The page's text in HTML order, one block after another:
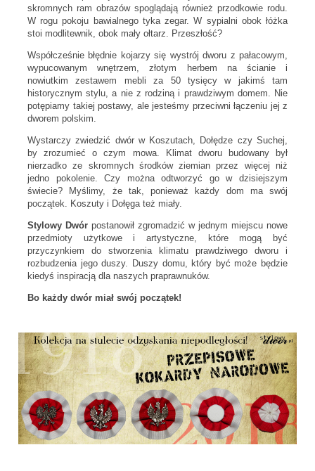
skromnych ram obrazów spoglądają również przodkowie rodu.
W rogu pokoju bawialnego tyka zegar. W sypialni obok łóżka
stoi modlitewnik, obok mały ołtarz. Przeszłość?
Współcześnie błędnie kojarzy się wystrój dworu z pałacowym,
wypucowanym wnętrzem, złotym herbem na ścianie i
nowiutkim zestawem mebli za 50 tysięcy w jakimś tam
historycznym stylu, a nie z rodziną i prawdziwym domem. Nie
potępiamy takiej postawy, ale jesteśmy przeciwni łączeniu jej z
dworem polskim.
Wystarczy zwiedzić dwór w Koszutach, Dołędze czy Suchej,
by zrozumieć o czym mowa. Klimat dworu budowany był
nierzadko ze skromnych środków ziemian przez więcej niż
jedno pokolenie. Czy można odtworzyć go w dzisiejszym
świecie? Myślimy, że tak, ponieważ każdy dom ma swój
początek. Koszuty i Dołęga też miały.
Stylowy Dwór postanowił zgromadzić w jednym miejscu nowe
przedmioty użytkowe i artystyczne, które mogą być
przyczynkiem do stworzenia klimatu prawdziwego dworu i
rozbudzenia jego duszy. Duszy domu, który być może będzie
kiedyś inspiracją dla naszych praprawnuków.
Bo każdy dwór miał swój początek!